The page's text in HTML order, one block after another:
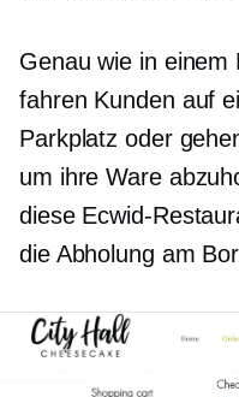
Genau wie in einem
fahren Kunden auf
Parkplatz oder
um ihre Ware
diese Ecwid-
die Abholung am